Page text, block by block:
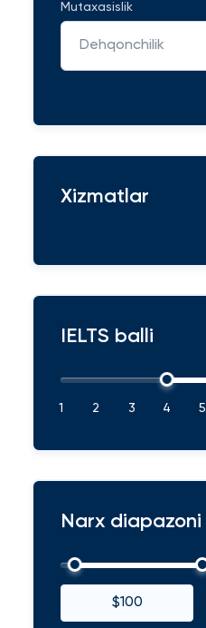
Mutaxasislik
Dehqonchilik
Xizmatlar
IELTS balli
1 2 3 4 5
Narx diapazoni
$100